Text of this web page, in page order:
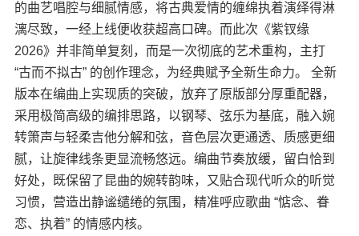
的曲艺唱腔与细腻情感，将古典爱情的缠绵执着演绎得淋
漓尽致，一经上线便收获超高口碑。而此次《紫钗缘
2026》并非简单复刻，而是一次彻底的艺术重构，主打
“古而不拟古” 的创作理念，为经典赋予全新生命力。 全新
版本在编曲上实现质的突破，放弃了原版部分厚重配器，
采用极简高级的编排思路，以钢琴、弦乐为基底，融入婉
转箫声与轻柔吉他分解和弦，音色层次更通透、质感更细
腻，让旋律线条更显流畅悠远。编曲节奏放缓，留白恰到
好处，既保留了昆曲的婉转韵味，又贴合现代听众的听觉
习惯，营造出静谧缱绻的氛围，精准呼应歌曲 “惦念、眷
恋、执着” 的情感内核。